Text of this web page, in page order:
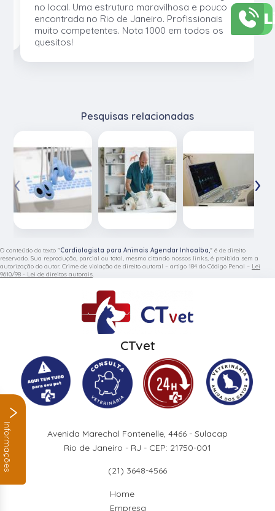
no local. Uma estrutura maravilhosa e pouco
encontrada no Rio de Janeiro. Profissionais
muito competentes. Nota 1000 em todos os
quesitos!
Pesquisas relacionadas
‹ ›
O conteúdo do texto "Cardiologista para Animais Agendar Inhoaíba," é de direito
reservado. Sua reprodução, parcial ou total, mesmo citando nossos links, é proibida sem a
autorização do autor. Crime de violação de direito autoral – artigo 184 do Código Penal – Lei
9610/98 - Lei de direitos autorais.
CTvet
Avenida Marechal Fontenelle, 4466 - Sulacap
Rio de Janeiro - RJ - CEP: 21750-001
(21) 3648-4566
Home
Empresa
Informações